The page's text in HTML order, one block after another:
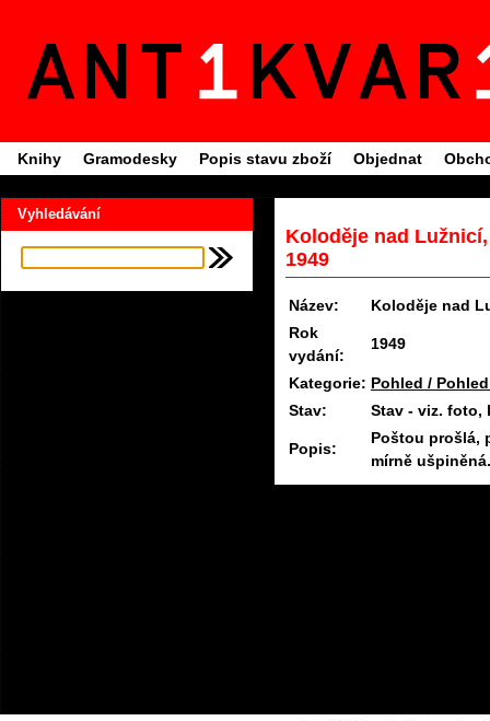
Knihy Gramodesky Popis stavu zboží Objednat
Vyhledávání
Koloděje nad
1949
Název:
Koloděje nad
Rok
vydání:
1949
Kategorie: Pohled /
Stav:
Stav - viz. foto,
Popis:
Poštou prošlá,
mírně